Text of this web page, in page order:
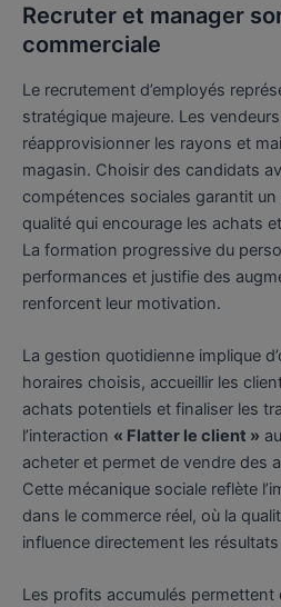
Recruter et manager
commerciale
Le recrutement d’employés
stratégique majeure. Les
réapprovisionner les rayons et
magasin. Choisir des candidats
compétences sociales garantit
qualité qui encourage les achats
La formation progressive du
performances et justifie des
renforcent leur motivation.
La gestion quotidienne implique
horaires choisis, accueillir les
achats potentiels et finaliser les
l’interaction « Flatter le client »
acheter et permet de vendre des
Cette mécanique sociale reflète
dans le commerce réel, où la
influence directement les
Les profits accumulés permettent